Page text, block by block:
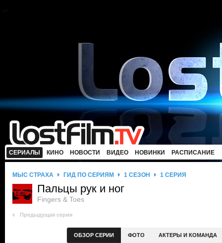
СЕРИАЛЫ КИНО НОВОСТИ ВИДЕО НОВИНКИ РАСПИСАНИЕ
МЫС СТРАХА ГИД ПО СЕРИЯМ 1 СЕЗОН 1 СЕРИЯ
Пальцы рук и ног
Fingers & Toes
Предыдущая серия
ОБЗОР СЕРИИ ФОТО АКТЕРЫ И КОМАНДА